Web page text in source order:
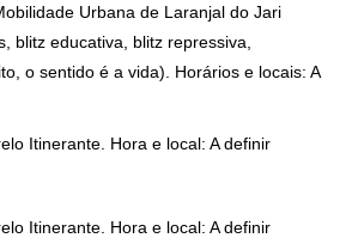
Urbana de Laranjal do Jari
blitz educativa, blitz repressiva,
o sentido é a vida). Horários e locais: A
Itinerante. Hora e local: A definir
Itinerante. Hora e local: A definir